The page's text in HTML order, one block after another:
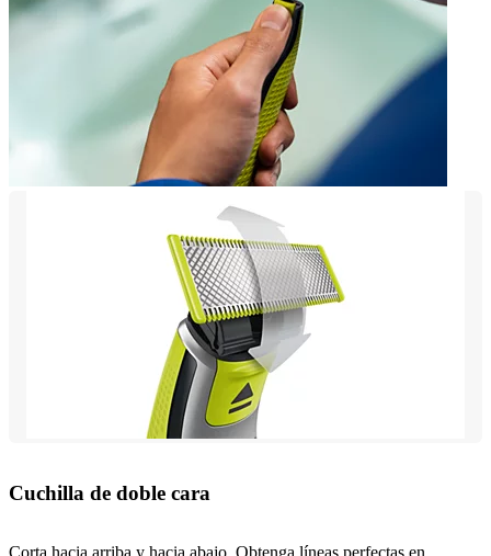
Cuchilla de doble cara